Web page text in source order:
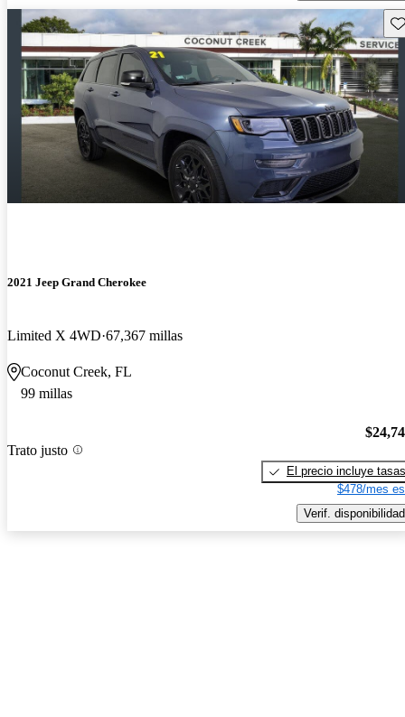
2021 Jeep Grand Cherokee
Limited X 4WD 67,367 millas
Coconut Creek, FL
99 millas
Trato justo
El precio incluye tasas
$478/mes
Verif. disponibilidad